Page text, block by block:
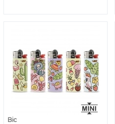
Bic